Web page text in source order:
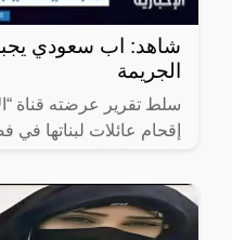
شاهد: اب سعودي
الجريمة
سلط تقرير عرضته قناة
إقحام عائلات لبناتها